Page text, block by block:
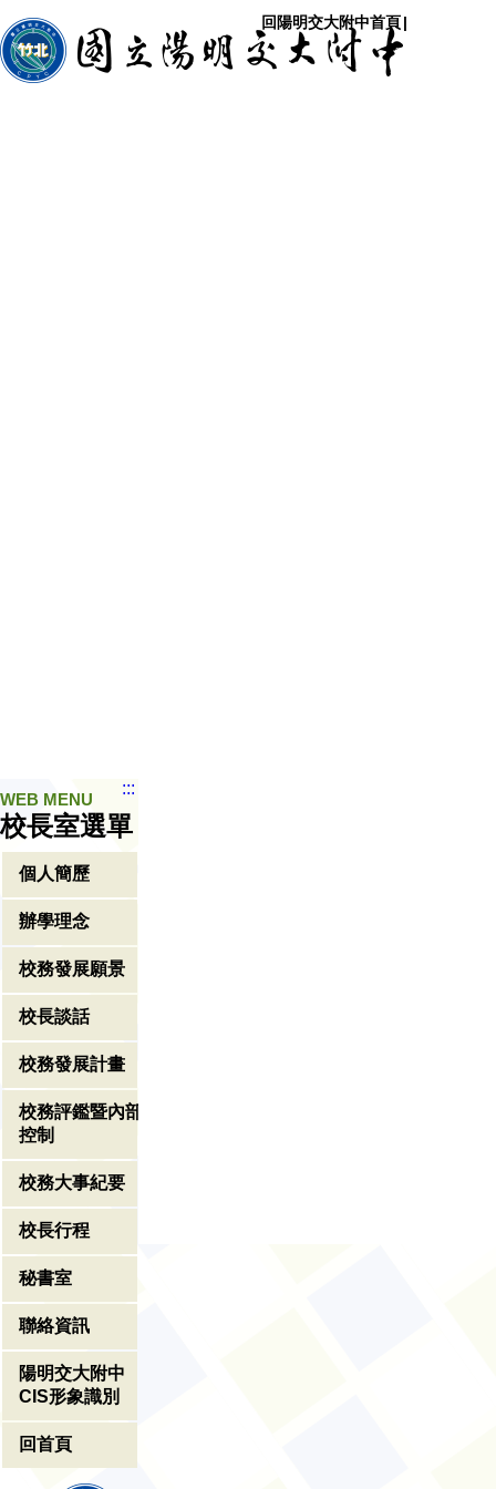
回陽明交大附中首頁|
WEB MENU
校長室選單
個人簡歷
辦學理念
校務發展願景
校長談話
校務發展計畫
校務評鑑暨內部
控制
校務大事紀要
校長行程
秘書室
聯絡資訊
陽明交大附中
CIS形象識別
回首頁
:::